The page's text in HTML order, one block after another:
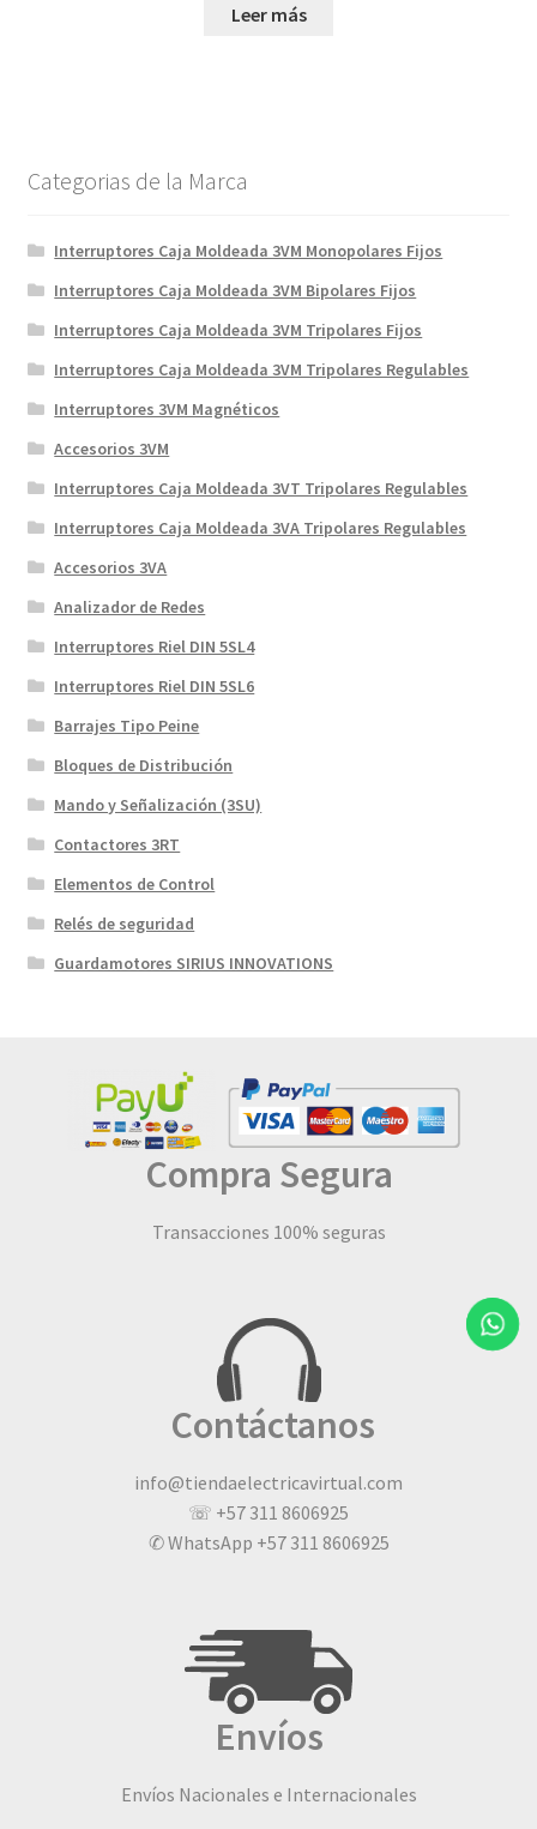
Leer más
Categorias de la Marca
Interruptores Caja Moldeada 3VM Monopolares Fijos
Interruptores Caja Moldeada 3VM Bipolares Fijos
Interruptores Caja Moldeada 3VM Tripolares Fijos
Interruptores Caja Moldeada 3VM Tripolares Regulables
Interruptores 3VM Magnéticos
Accesorios 3VM
Interruptores Caja Moldeada 3VT Tripolares Regulables
Interruptores Caja Moldeada 3VA Tripolares Regulables
Accesorios 3VA
Analizador de Redes
Interruptores Riel DIN 5SL4
Interruptores Riel DIN 5SL6
Barrajes Tipo Peine
Bloques de Distribución
Mando y Señalización (3SU)
Contactores 3RT
Elementos de Control
Relés de seguridad
Guardamotores SIRIUS INNOVATIONS
Compra Segura
Transacciones 100% seguras
Contáctanos
info@tiendaelectricavirtual.com
☏ +57 311 8606925
✆ WhatsApp +57 311 8606925
Envíos
Envíos Nacionales e Internacionales